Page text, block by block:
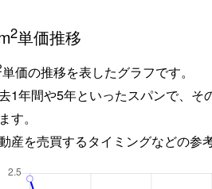
2単価推移
単価の推移を表したグラフです。
1年間や5年といったスパンで、そ
す。
産を売買するタイミングなどの参